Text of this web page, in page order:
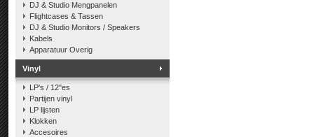
DJ & Studio Mengpanelen
Flightcases & Tassen
DJ & Studio Monitors / Speakers
Kabels
Apparatuur Overig
Vinyl
LP's / 12"es
Partijen vinyl
LP lijsten
Klokken
Accesoires